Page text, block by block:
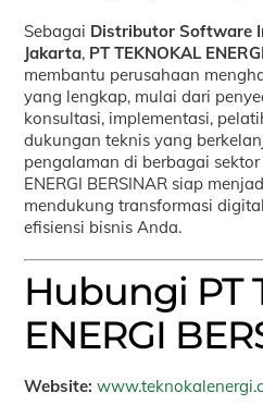
Sebagai Distributor Software
Jakarta, PT TEKNOKAL
membantu perusahaan
yang lengkap, mulai dari
konsultasi, implementasi,
dukungan teknis yang
pengalaman di berbagai sektor
ENERGI BERSINAR siap
mendukung transformasi
efisiensi bisnis Anda.
Hubungi PT
ENERGI
Website: